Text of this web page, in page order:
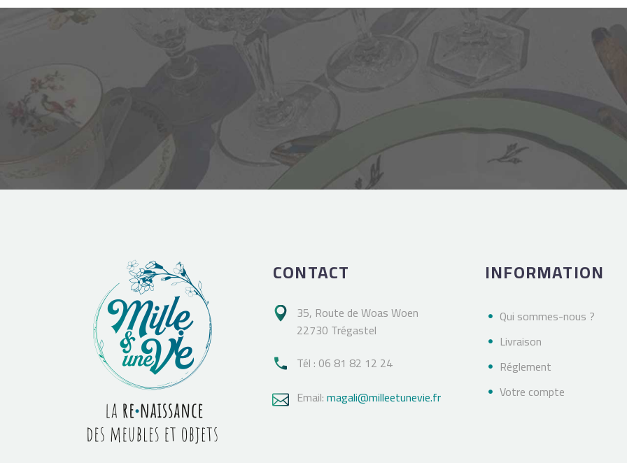
CONTACT
 35, Route de Woas Woen
22730 Trégastel
 Tél : 06 81 82 12 24
 Email:magali@milleetunevie.fr
INFORMATION
Qui sommes-nous ?
Livraison
Réglement
Votre compte